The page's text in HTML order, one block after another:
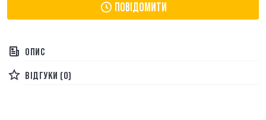
ПОВІДОМИТИ
ОПИС
ВІДГУКИ (0)